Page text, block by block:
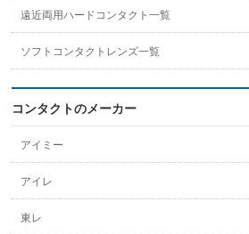
遠近両用ハードコンタクト一覧
ソフトコンタクトレンズ一覧
コンタクトのメーカー
アイミー
アイレ
東レ